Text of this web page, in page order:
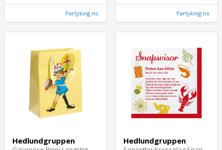
Partyking.no Partyking.no
Hedlundgruppen Hedlundgruppen